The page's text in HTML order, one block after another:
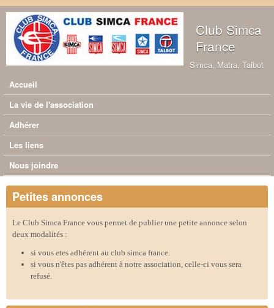
Aller au contenu principal
Club Simca
France
Simca, Matra, Talbot
Menu principal
Accueil
La vie de l'association
Adhérer
Les liens
Nous joindre
Petites annonces
Le Club Simca France vous permet de publier une petite annonce selon
deux modalités :
si vous etes adhérent au club simca france.
si vous n'êtes pas adhérent à notre association, celle-ci vous sera
refusé.